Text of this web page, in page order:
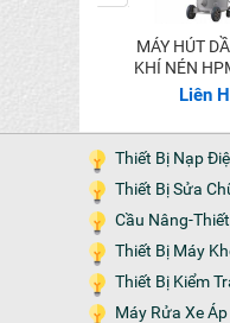
MÁY HÚT DẦU THẢI
KHÍ NÉN
2197
Liên
Thiết Bị Nạp
Thiết Bị Sửa
Cầu Nâng-
Thiết Bị Máy
Thiết Bị Kiểm
Máy Rửa Xe